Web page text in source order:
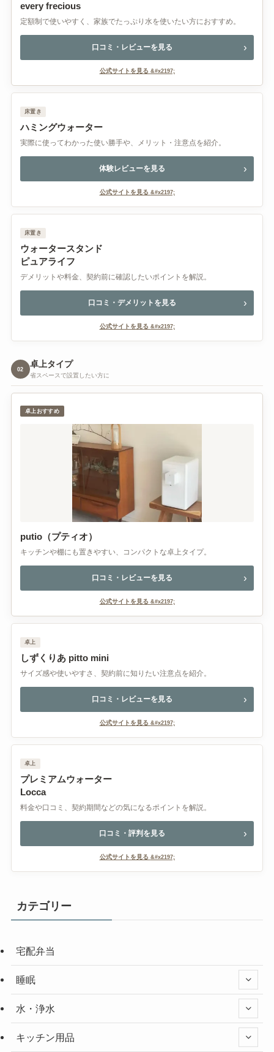
every frecious
定額制で使いやすく、家族でたっぷり水を使いたい方におすすめ。
口コミ・レビューを見る
公式サイトを見る
床置き
ハミングウォーター
実際に使ってわかった使い勝手や、メリット・注意点を紹介。
体験レビューを見る
公式サイトを見る
床置き
ウォータースタンド
ピュアライフ
デメリットや料金、契約前に確認したいポイントを解説。
口コミ・デメリットを見る
公式サイトを見る
02
卓上タイプ
省スペースで設置したい方に
卓上おすすめ
putio（プティオ）
キッチンや棚にも置きやすい、コンパクトな卓上タイプ。
口コミ・レビューを見る
公式サイトを見る
卓上
しずくりあ pitto mini
サイズ感や使いやすさ、契約前に知りたい注意点を紹介。
口コミ・レビューを見る
公式サイトを見る
卓上
プレミアムウォーター
Locca
料金や口コミ、契約期間などの気になるポイントを解説。
口コミ・評判を見る
公式サイトを見る
カテゴリー
宅配弁当
睡眠
水・浄水
キッチン用品